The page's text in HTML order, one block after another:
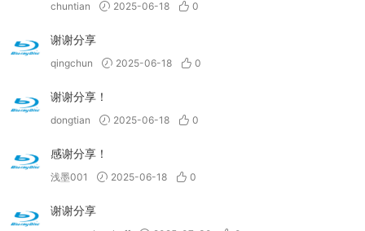
chuntian 2025-06-18 0
谢谢分享
qingchun 2025-06-18 0
谢谢分享！
dongtian 2025-06-18 0
感谢分享！
浅墨001 2025-06-18 0
谢谢分享